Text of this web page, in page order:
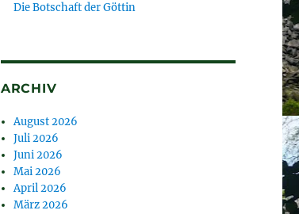
Die Botschaft der Göttin
ARCHIV
August 2026
Juli 2026
Juni 2026
Mai 2026
April 2026
März 2026